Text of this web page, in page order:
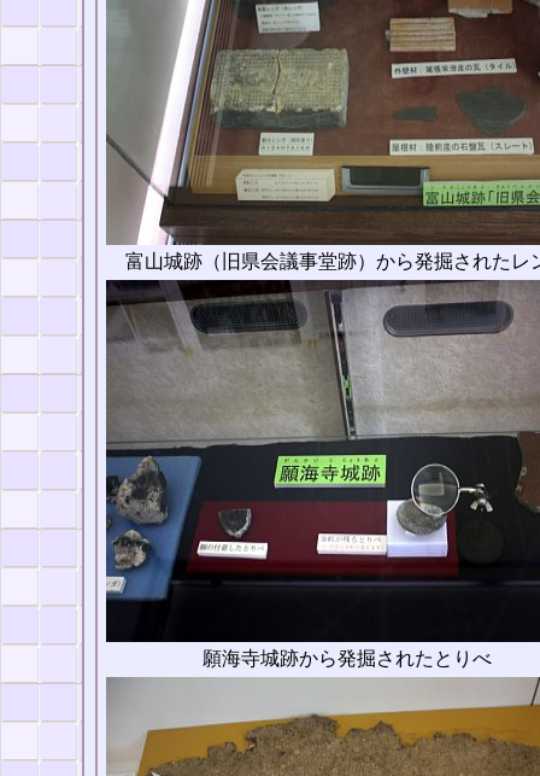
富山城跡（旧県会議事堂跡）から発掘されたレ
願海寺城跡から発掘されたとりべ